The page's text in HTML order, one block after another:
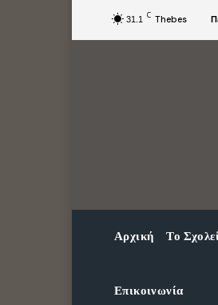
31.1 C Thebes
Αρχική Το
Επικοινωνία